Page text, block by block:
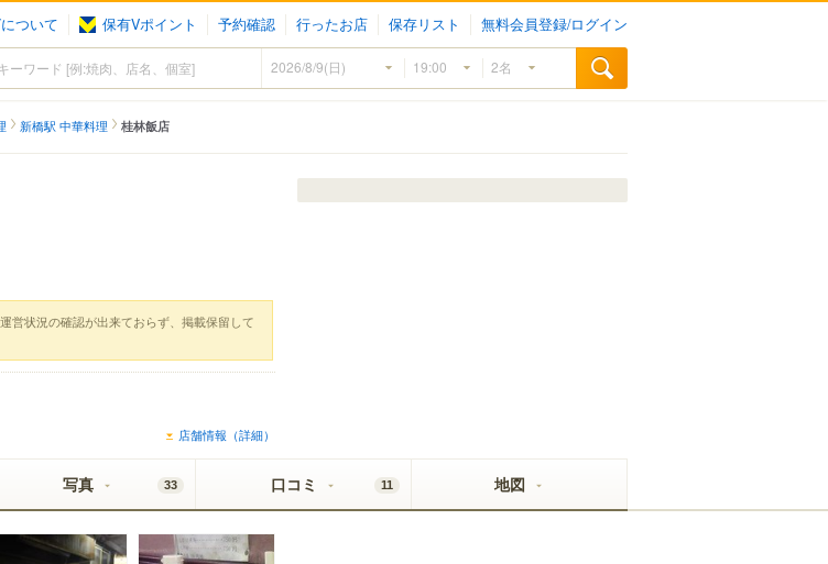
ついて 保有Vポイント 予約確認 行ったお店 保存リスト 無料会員登録/ログイン
新橋駅 中華料理 桂林飯店
営状況の確認が出来ておらず、掲載保留して
店舗情報（詳細）
写真 33 口コミ 11 地図